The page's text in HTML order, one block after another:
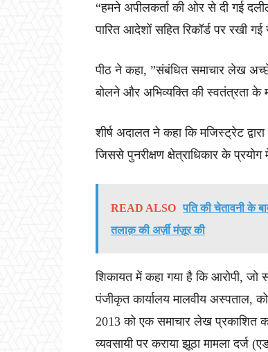
“हमने अपीलकर्ता की ओर से दी गई
पारित आदेशों सहित रिकॉर्ड पर रखी
पीठ ने कहा, ”संबंधित समाचार लेख
बोलने और अभिव्यक्ति की स्वतंत्रता के
शीर्ष अदालत ने कहा कि मजिस्ट्रेट
जिससे पुनरीक्षण क्षेत्राधिकार के प्रयोग
READ ALSO पति की चेतावनी के
तलाक़ की अर्ज़ी मंज़ूर की
शिकायत में कहा गया है कि आरोपी,
पंजीकृत कार्यालय मालवीय अस्पताल,
2013 को एक समाचार लेख प्रकाशित
व्यवसायी पर कराया झूठा मामला दर्ज